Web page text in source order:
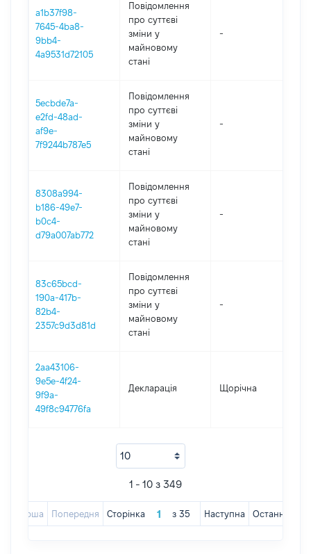
a1b37f98-
7645-4ba8-
9bb4-
4a9531d72105
Повідомлення
про суттєві
зміни y
майновому
стані
-
5ecbde7a-
e2fd-48ad-
af9e-
7f9244b787e5
Повідомлення
про суттєві
зміни y
майновому
стані
-
8308a994-
b186-49e7-
b0c4-
d79a007ab772
Повідомлення
про суттєві
зміни y
майновому
стані
-
83c65bcd-
190a-417b-
82b4-
2357c9d3d81d
Повідомлення
про суттєві
зміни y
майновому
стані
-
2aa43106-
9e5e-4f24-
9f9a-
49f8c94776fa
Декларація Щорічна
1 - 10 з 349
Перша Попередня Сторінка з 35 Наступна Остання